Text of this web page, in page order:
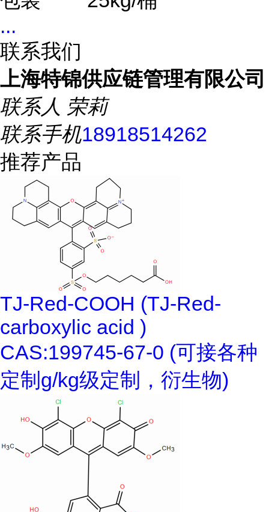
...
联系我们
上海特锦供应链管理有限公司
联系人 荣莉
联系手机18918514262
推荐产品
TJ-Red-COOH (TJ-Red-
carboxylic acid )
CAS:199745-67-0 (可接各种
定制g/kg级定制，衍生物)